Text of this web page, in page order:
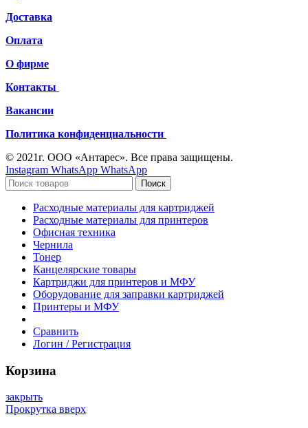
Доставка
Оплата
О фирме
Контакты
Вакансии
Политика конфиденциальности
© 2021г. ООО «Антарес». Все права защищены.
Instagram WhatsApp WhatsApp
Поиск
Расходные материалы для картриджей
Расходные материалы для принтеров
Офисная техника
Чернила
Тонер
Канцелярские товары
Картриджи для принтеров и МФУ
Оборудование для заправки картриджей
Принтеры и МФУ
Сравнить
Логин / Регистрация
Корзина
закрыть
Прокрутка вверх